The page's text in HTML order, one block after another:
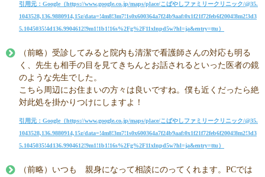
引用元：Google（https://www.google.co.jp/maps/place/こばやしファミリークリニック/@35.
1043528,136.9880914,15z/data=!4m8!3m7!1s0x600364a7f24b9aaf:0x1f21f72feb6f2004!8m2!3d3
5.1045035!4d136.9904612!9m1!1b1!16s%2Fg%2F11xlnpd5w?hl=ja&entry=ttu）
（前略）受診してみると院内も清潔で看護師さんの対応も明る
く、先生も相手の目を見てきちんとお話されるといった医者の鏡
のような先生でした。
こちら周辺にお住まいの方々は良いですね。僕も近くだったら絶
対此処を掛かりつけにしますよ！
引用元：Google（https://www.google.co.jp/maps/place/こばやしファミリークリニック/@35.
1043528,136.9880914,15z/data=!4m8!3m7!1s0x600364a7f24b9aaf:0x1f21f72feb6f2004!8m2!3d3
5.1045035!4d136.9904612!9m1!1b1!16s%2Fg%2F11xlnpd5w?hl=ja&entry=ttu）
（前略）いつも 親身になって相談にのってくれます。PCでは